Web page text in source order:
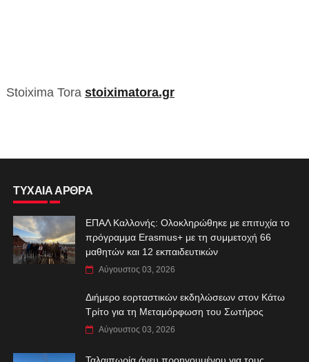
Stoixima Tora stoiximatora.gr
ΤΥΧΑΙΑ ΑΡΘΡΑ
ΕΠΑΛ Καλλονής: Ολοκληρώθηκε με επιτυχία το
πρόγραμμα Erasmus+ με τη συμμετοχή 66
μαθητών και 12 εκπαιδευτικών
Αύγουστος 03, 2026
Διήμερο εορταστικών εκδηλώσεων στον Κάτω
Τρίτο για τη Μεταμόρφωση του Σωτήρος
Αύγουστος 03, 2026
Ταλαιπωρία άνευ προηγουμένου για τους